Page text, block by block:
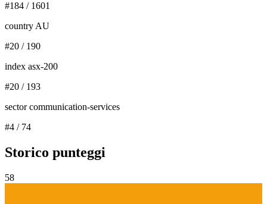
#184 / 1601
country AU
#20 / 190
index asx-200
#20 / 193
sector communication-services
#4 / 74
Storico punteggi
58